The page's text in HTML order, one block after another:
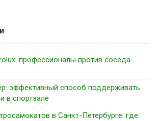
профессионалы против соседа-
эффективный способ поддерживать
в спортзале
в Санкт-Петербурге: где